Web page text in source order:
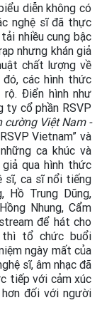
diễn không có
nghệ sĩ đã thực
nhiều cung bậc
nhưng khán giả
chất lượng về
đó, các hình thức
rộ. Điển hình như
ty cổ phần RSVP
cường Việt Nam -
Vietnam” và
ca khúc và
qua hình thức
sĩ, ca sĩ nổi tiếng
Hồ Trung Dũng,
Nhung, Cẩm
để hát cho
thì tổ chức buổi
ngày mất của
sĩ, âm nhạc đã
tiếp với cảm xúc
đối với người